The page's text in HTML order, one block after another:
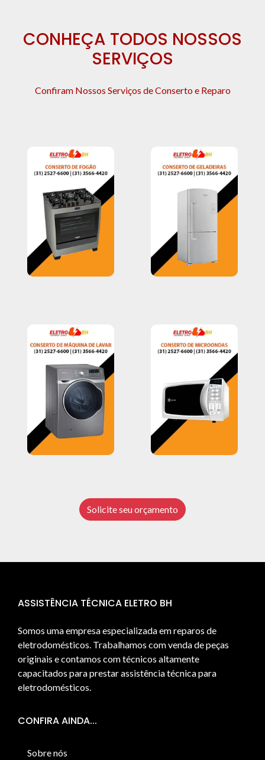
CONHEÇA TODOS NOSSOS
SERVIÇOS
Confiram Nossos Serviços de Conserto e Reparo
Solicite seu orçamento
ASSISTÊNCIA TÉCNICA ELETRO BH
Somos uma empresa especializada em reparos de
eletrodomésticos. Trabalhamos com venda de peças
originais e contamos com técnicos altamente
capacitados para prestar assistência técnica para
eletrodomésticos.
CONFIRA AINDA...
Sobre nós